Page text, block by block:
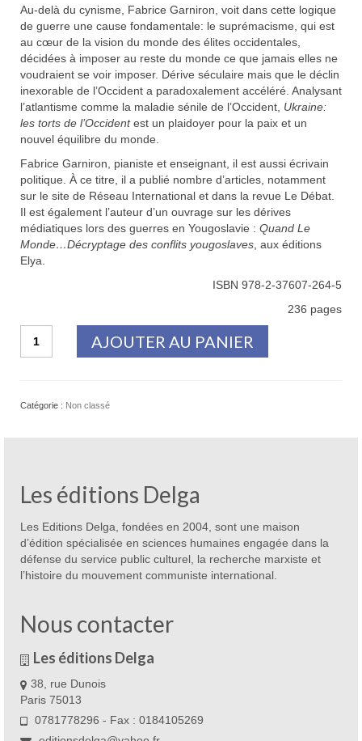
Au-delà du cynisme, Fabrice Garniron, voit dans cette logique
de guerre une cause fondamentale: le suprémacisme, qui est
au cœur de la vision du monde des élites occidentales,
décidées à imposer au reste du monde ce que jamais elles ne
voudraient se voir imposer. Dérive séculaire mais que le déclin
inexorable de l’Occident a paradoxalement accéléré. Analysant
l’atlantisme comme la maladie sénile de l’Occident, Ukraine:
les torts de l’Occidentest un plaidoyer pour la paix et un
nouvel équilibre du monde.
Fabrice Garniron, pianiste et enseignant, il est aussi écrivain
politique. À ce titre, il a publié nombre d’articles, notamment
sur le site de Réseau International et dans la revue Le Débat.
Il est également l’auteur d’un ouvrage sur les dérives
médiatiques lors des guerres en Yougoslavie : Quand Le
Monde…Décryptage des conflits yougoslaves, aux éditions
Elya.
ISBN 978-2-37607-264-5
236 pages
torts
AJOUTER AU PANIER
Catégorie : Non classé
Les éditions Delga
Les Editions Delga, fondées en 2004, sont une maison
d’édition spécialisée en sciences humaines engagée dans la
défense du service public culturel, la recherche marxiste et
l’histoire du mouvement communiste international.
Nous contacter
Les éditions Delga
38, rue Dunois
Paris 75013
0781778296 - Fax : 0184105269